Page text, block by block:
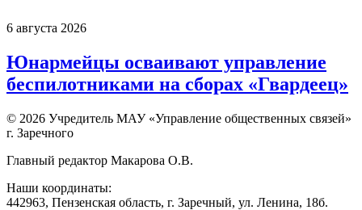
6 августа 2026
Юнармейцы осваивают управление
беспилотниками на сборах «Гвардеец»
© 2026 Учредитель МАУ «Управление общественных связей»
г. Заречного
Главный редактор Макарова О.В.
Наши координаты:
442963, Пензенская область, г. Заречный, ул. Ленина, 18б.